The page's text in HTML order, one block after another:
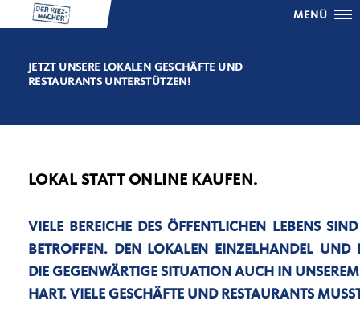
MENÜ
JETZT UNSERE LOKALEN GESCHÄFTE UND
RESTAURANTS UNTERSTÜTZEN!
LOKAL STATT ONLINE KAUFEN.
VIELE BEREICHE DES ÖFFENTLICHEN LEBENS
BETROFFEN. DEN LOKALEN EINZELHANDEL UND
DIE GEGENWÄRTIGE SITUATION AUCH IN
HART. VIELE GESCHÄFTE UND RESTAURANTS